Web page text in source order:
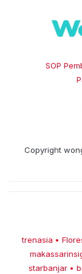
SOP
Copyright
trenasia •
starbanjar •